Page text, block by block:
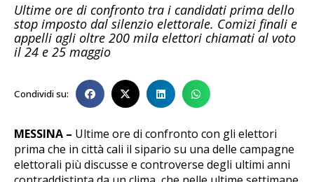
Ultime ore di confronto tra i candidati prima dello
stop imposto dal silenzio elettorale. Comizi finali e
appelli agli oltre 200 mila elettori chiamati al voto
il 24 e 25 maggio
Condividi su:
MESSINA – Ultime ore di confronto con gli elettori
prima che in città cali il sipario su una delle campagne
elettorali più discusse e controverse degli ultimi anni